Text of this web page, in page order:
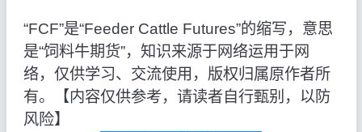
“FCF”是“Feeder Cattle Futures”的缩写，意思
是“饲料牛期货”，知识来源于网络运用于网
络，仅供学习、交流使用，版权归属原作者所
有。【内容仅供参考，请读者自行甄别，以防
风险】